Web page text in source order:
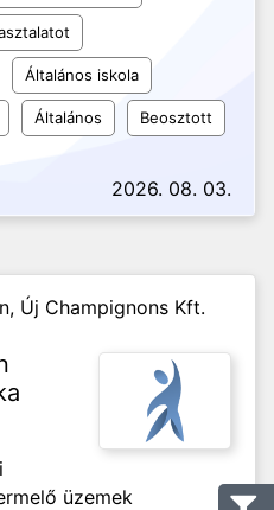
Általános iskola
Általános Beosztott
2026. 08. 03.
Új Champignons Kft.
üzemek